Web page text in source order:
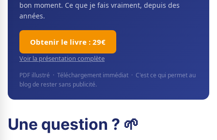
bon moment. Ce que je fais vraiment, depuis des
années.
Obtenir le livre : 29€
Voir la présentation complète
PDF illustré · Téléchargement immédiat · C'est ce qui permet au
blog de rester sans publicité.
Une question ? 🌱